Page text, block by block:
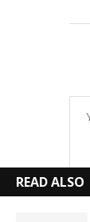
READ ALSO